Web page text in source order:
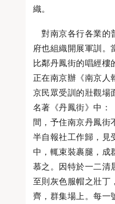
織。
對南京各行各業的
府也組織開展軍訓。
比鄰丹鳳街的唱經樓
正在南京辦《南京人
京民眾受訓的壯觀場
名著《丹鳳街》中：
間，予住南京丹鳳街
半自報社工作歸，見
中，輒束裝裹腿，成
慕之。因特於一二清
至則灰色服帽之壯丁
齊，群集場上。每一